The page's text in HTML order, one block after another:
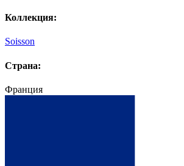
Коллекция:
Soisson
Страна:
Франция